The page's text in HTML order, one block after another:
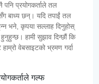
पनि प्रयोगकर्ताले तल
बाध्य छन्। यदि तपाईं तल
भने, कृपया सल्लाह दिनुहोस्
हामी सुझाव दिन्छौं कि
वेबसाइटको भ्रमण गर्दा
गल्फ